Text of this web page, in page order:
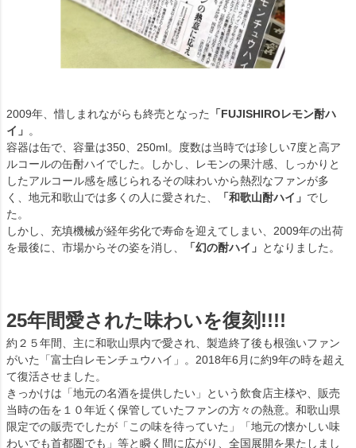
2009年、惜しまれながらも終売となった
「FUJISHIROレモン酎ハ
イ」 。
容器は缶で、容量は350、250ml。度数は当時では珍しい7度と高ア
ルコールの缶酎ハイでした。しかし、レモンの果汁感、しっかりと
したアルコール感を感じられるその味わいから熱烈なファンが多
く、地元和歌山では多くの人に愛された、
「和歌山酎ハイ」 でし
た。
しかし、充填機械が経年劣化で寿命を迎えてしまい、2009年の出荷
を最後に、市場からその姿を消し、
「幻の酎ハイ」 となりました。
25年間愛された味わいを復刻!!!!
約２５年間、主に和歌山県内で愛され、製造終了後も根強いファン
がいた「富士白レモンチュウハイ」。2018年6月に約9年の時を超え
て復活させました。
きっかけは「地元の名酒を提供したい」という飲食店主様や、販売
当時の缶を１０年近く保管していたファンの方々の熱意。和歌山県
限定での販売でしたが「この味を待っていた」「地元の懐かしい味
わいでも首都圏でも」等と瞬く間に広がり、全国展開を果たしまし